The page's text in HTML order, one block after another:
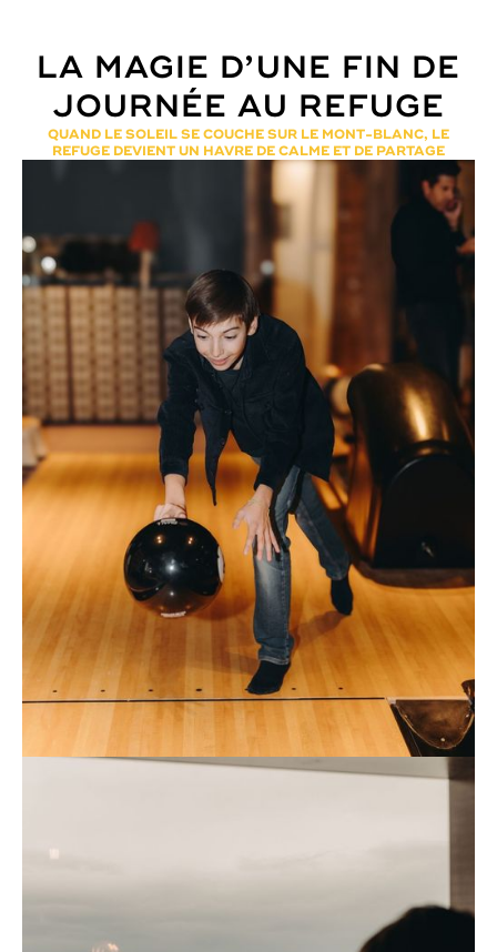
LA MAGIE D’UNE FIN DE
JOURNÉE AU REFUGE
QUAND LE SOLEIL SE COUCHE SUR LE MONT-BLANC, LE
REFUGE DEVIENT UN HAVRE DE CALME ET DE PARTAGE